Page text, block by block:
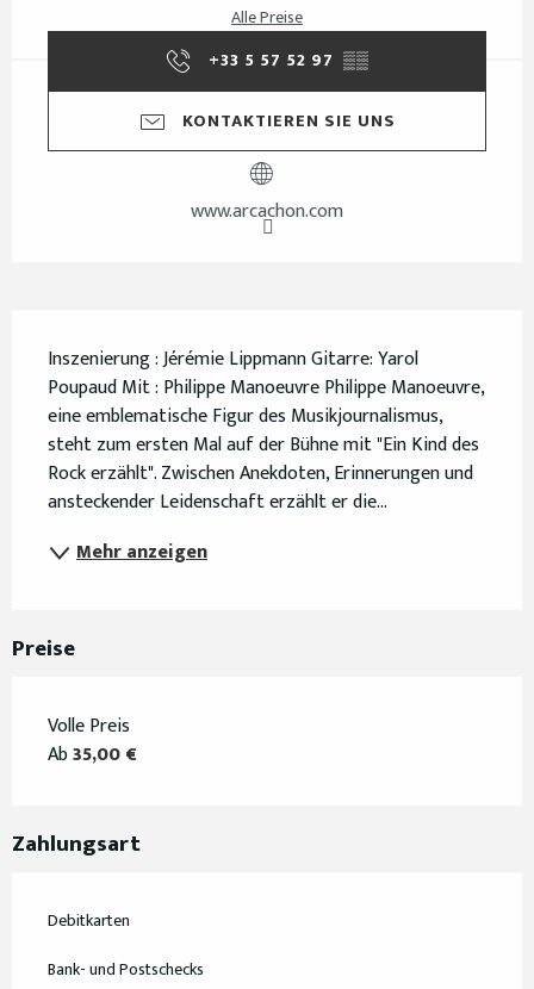
Alle Preise
+33 5 57 52 97 ▒▒
KONTAKTIEREN SIE UNS
www.arcachon.com
Inszenierung : Jérémie Lippmann Gitarre: Yarol
Poupaud Mit : Philippe Manoeuvre Philippe Manoeuvre,
eine emblematische Figur des Musikjournalismus,
steht zum ersten Mal auf der Bühne mit "Ein Kind des
Rock erzählt". Zwischen Anekdoten, Erinnerungen und
ansteckender Leidenschaft erzählt er die...
Mehr anzeigen
Preise
Volle Preis
Ab35,00 €
Zahlungsart
Debitkarten
Bank- und Postschecks